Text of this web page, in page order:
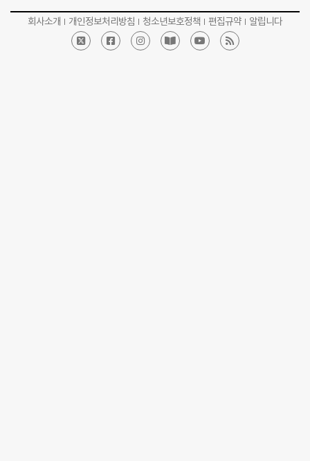
회사소개 개인정보처리방침 청소년보호정책 편집규약 알립니다